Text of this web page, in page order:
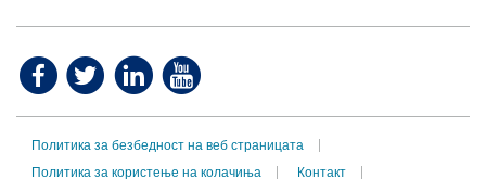
Политика за безбедност на веб страницата
Политика за користење на колачиња
Контакт